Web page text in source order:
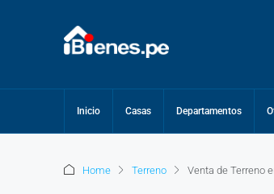
Inicio Casas Departamentos
Home Terreno Venta de Terreno